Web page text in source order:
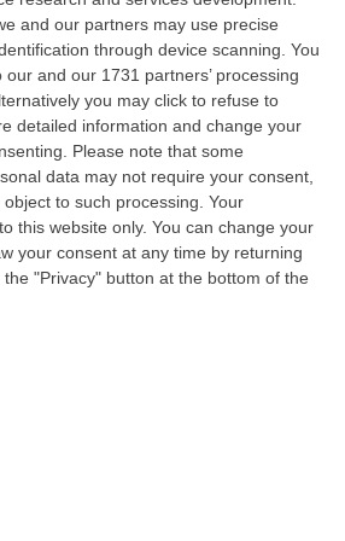
and our partners may use precise
through device scanning. You
and our 1731 partners’ processing
you may click to refuse to
detailed information and change your
Please note that some
data may not require your consent,
to such processing. Your
this website only. You can change your
your consent at any time by returning
"Privacy" button at the bottom of the
Calabria: Al Via La Messa In Sicurezza
San Bruno
i lavori di riqualificazione e miglioramento
dei Parchi della Calabria, concentra…
Il Sistema Per Ridurre I Costi
I Salari»
la Tari aumenta del 6,2% per le famiglie e
del 6,9%; a Catanzaro dell’1,63%. A…